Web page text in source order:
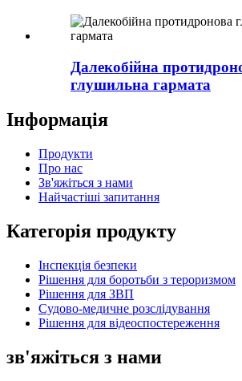
Далекобійна
глушильна гармата
Інформація
Продукти
Про нас
Зв'яжіться з нами
Найчастіші запитання
Категорія продукту
Інспекція безпеки
Рішення для боротьби з тероризмом
Рішення для ЗВП
Судово-медичне розслідування
Рішення для відеоспостереження
зв'яжіться з нами